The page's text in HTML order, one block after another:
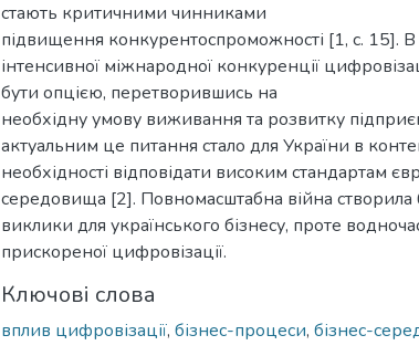
стають критичними чинниками
підвищення конкурентоспроможності [1, с. 15]. В
інтенсивної міжнародної конкуренції
бути опцією, перетворившись на
необхідну умову виживання та розвитку
актуальним це питання стало для України в
необхідності відповідати високим стандартам
середовища [2]. Повномасштабна війна створила
виклики для українського бізнесу, проте
прискореної цифровізації.
Ключові слова
вплив цифровізації, бізнес-процеси, бізнес-